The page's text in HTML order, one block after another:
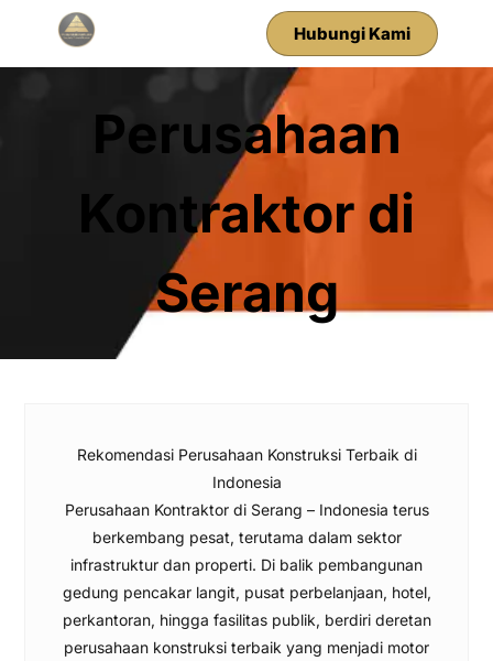
Hubungi Kami
Perusahaan
Kontraktor di
Serang
Rekomendasi Perusahaan Konstruksi Terbaik di
Indonesia
Perusahaan Kontraktor di Serang – Indonesia terus
berkembang pesat, terutama dalam sektor
infrastruktur dan properti. Di balik pembangunan
gedung pencakar langit, pusat perbelanjaan, hotel,
perkantoran, hingga fasilitas publik, berdiri deretan
perusahaan konstruksi terbaik yang menjadi motor